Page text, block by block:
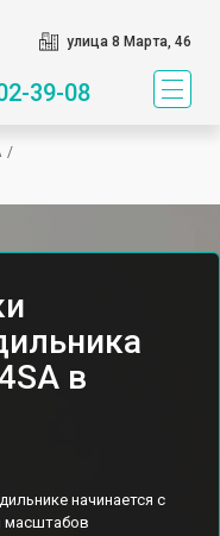
улица 8 Марта, 46
39-08
/
в
начинается с
масштабов